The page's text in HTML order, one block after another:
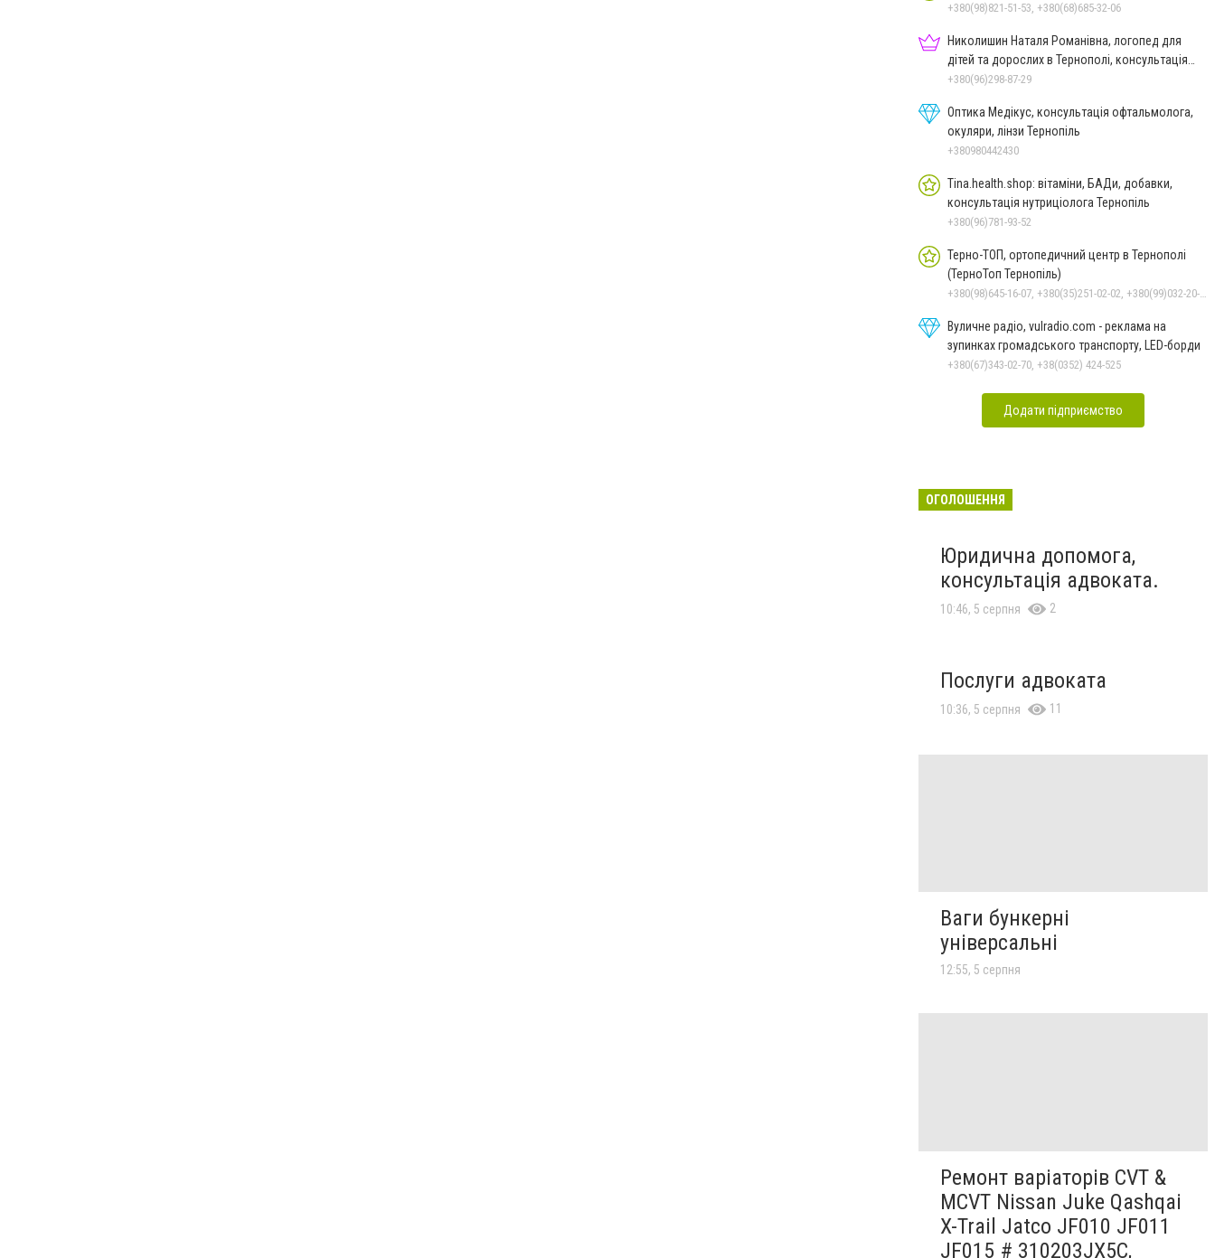
+380(98)821-51-53, +380(68)685-32-06
Николишин Наталя Романівна, логопед для
дітей та дорослих в Тернополі, консультація
без черги
+380(96)298-87-29
Оптика Медікус, консультація офтальмолога,
окуляри, лінзи Тернопіль
+380980442430
Tina.health.shop: вітаміни, БАДи, добавки,
консультація нутриціолога Тернопіль
+380(96)781-93-52
Терно-ТОП, ортопедичний центр в Тернополі
(ТерноТоп Тернопіль)
+380(98)645-16-07, +380(35)251-02-02, +380(99)032-20-97
Вуличне радіо, vulradio.com - реклама на
зупинках громадського транспорту, LED-борди
+380(67)343-02-70, +38(0352) 424-525
Додати підприємство
ОГОЛОШЕННЯ
Юридична допомога,
консультація адвоката.
10:46, 5 серпня 2
Послуги адвоката
10:36, 5 серпня 11
Ваги бункерні
універсальні
12:55, 5 серпня
Ремонт варіаторів CVT &
MCVT Nissan Juke Qashqai
X-Trail Jatco JF010 JF011
JF015 # 310203JX5C,